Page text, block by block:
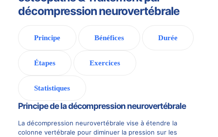
décompression neurovertébrale
Principe Bénéfices Durée
Étapes Exercices
Statistiques
Principe de la décompression neurovertébrale
La décompression neurovertébrale vise à étendre la
colonne vertébrale pour diminuer la pression sur les